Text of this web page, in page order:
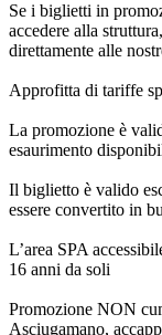
Se i biglietti in
accedere alla
direttamente alle
Approfitta di tariffe
La promozione è
esaurimento
Il biglietto è valido
essere convertito in
L’area SPA
16 anni da soli
Promozione NON
Asciugamano,